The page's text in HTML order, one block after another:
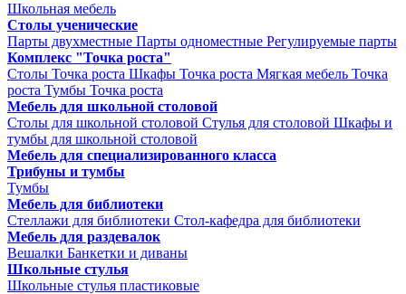
Школьная мебель
Столы ученические
Парты двухместные Парты одноместные Регулируемые парты
Комплекс "Точка роста"
Столы Точка роста Шкафы Точка роста Мягкая мебель Точка
роста Тумбы Точка роста
Мебель для школьной столовой
Столы для школьной столовой Стулья для столовой Шкафы и
тумбы для школьной столовой
Мебель для специализированного класса
Трибуны и тумбы
Тумбы
Мебель для библиотеки
Стеллажи для библиотеки Стол-кафедра для библиотеки
Мебель для раздевалок
Вешалки Банкетки и диваны
Школьные стулья
Школьные стулья пластиковые